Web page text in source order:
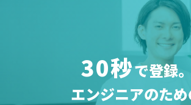
30秒で登録。
エンジニアのた